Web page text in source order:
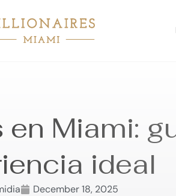
Miami:
ideal
December 18, 2025